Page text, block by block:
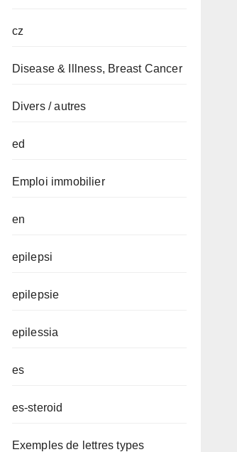
cz
Disease & Illness, Breast Cancer
Divers / autres
ed
Emploi immobilier
en
epilepsi
epilepsie
epilessia
es
es-steroid
Exemples de lettres types